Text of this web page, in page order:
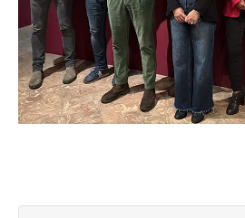
In "Cultura Milano &
Lombardia"
LEGGI ANCHE
Lombardia, 19enne muore sul